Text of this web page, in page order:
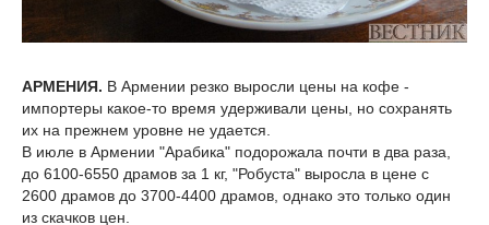
АРМЕНИЯ. В Армении резко выросли цены на кофе -
импортеры какое-то время удерживали цены, но сохранять
их на прежнем уровне не удается.
В июле в Армении "Арабика" подорожала почти в два раза,
до 6100-6550 драмов за 1 кг, "Робуста" выросла в цене с
2600 драмов до 3700-4400 драмов, однако это только один
из скачков цен.